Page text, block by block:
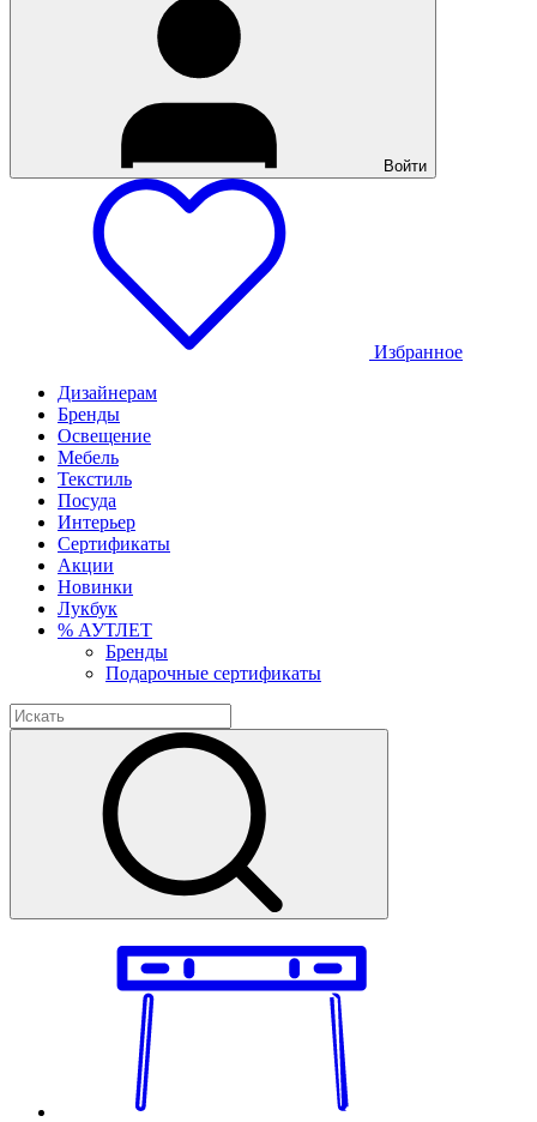
Войти
Избранное
Дизайнерам
Бренды
Освещение
Мебель
Текстиль
Посуда
Интерьер
Сертификаты
Акции
Новинки
Лукбук
% АУТЛЕТ
Бренды
Подарочные сертификаты